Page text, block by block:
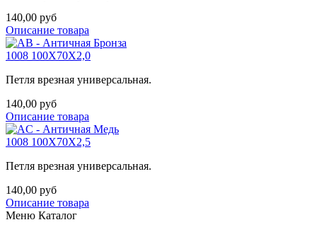
140,00 руб
Описание товара
1008 100X70X2,0
Петля врезная универсальная.
140,00 руб
Описание товара
1008 100X70X2,5
Петля врезная универсальная.
140,00 руб
Описание товара
Меню Каталог